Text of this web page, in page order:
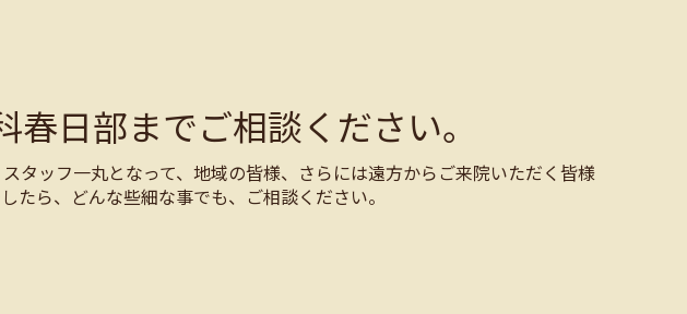
日部までご相談ください。
タッフ一丸となって、地域の皆様、さらには遠方からご来院いただく皆様
ら、どんな些細な事でも、ご相談ください。